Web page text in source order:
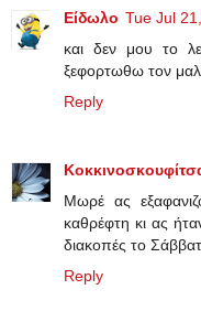
Είδωλο Tue Jul
και δεν μου το
ξεφορτωθω τον
Reply
Mωρέ ας
καθρέφτη κι ας
διακοπές το
Reply